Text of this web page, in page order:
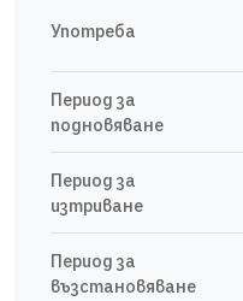
Употреба
Период за
подновяване
Период за
изтриване
Период за
възстановяване